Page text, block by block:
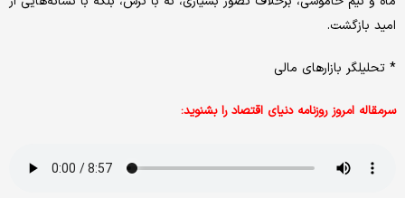
امید بازگشت.
* تحلیلگر بازارهای مالی
سرمقاله امروز روزنامه دنیای اقتصاد را بشنوید: